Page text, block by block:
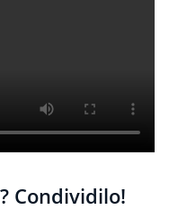
Condividilo!